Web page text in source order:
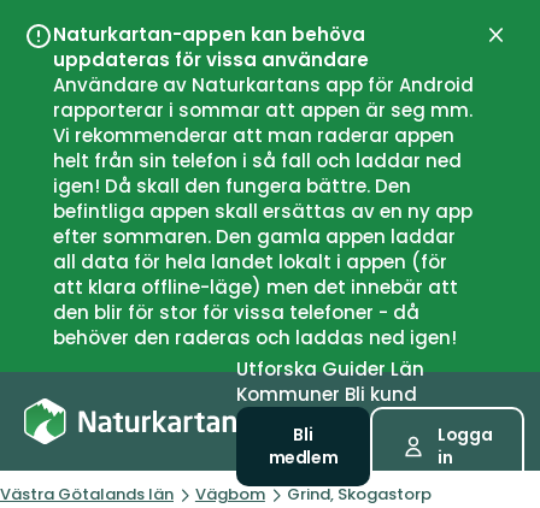
Naturkartan-appen kan behöva
uppdateras för vissa användare
Användare av Naturkartans app för Android
rapporterar i sommar att appen är seg mm.
Vi rekommenderar att man raderar appen
helt från sin telefon i så fall och laddar ned
igen! Då skall den fungera bättre. Den
befintliga appen skall ersättas av en ny app
efter sommaren. Den gamla appen laddar
all data för hela landet lokalt i appen (för
att klara offline-läge) men det innebär att
den blir för stor för vissa telefoner - då
behöver den raderas och laddas ned igen!
UtforskaGuiderLän
Kommuner Bli kund
Bli
medlem
Logga
in
Västra Götalands län Vägbom Grind, Skogastorp